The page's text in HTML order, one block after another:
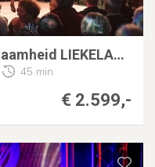
KEYNOTE Dilemma v Duurzaamheid LIEKELAMB
45 min
€ 2.599,-